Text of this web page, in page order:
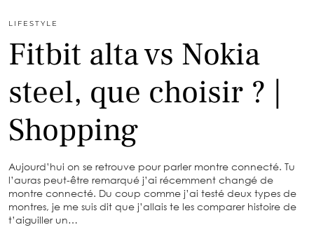
LIFESTYLE
Fitbit alta vs Nokia
steel, que choisir ? |
Shopping
Aujourd’hui on se retrouve pour parler montre connecté. Tu
l’auras peut-être remarqué j’ai récemment changé de
montre connecté. Du coup comme j’ai testé deux types de
montres, je me suis dit que j’allais te les comparer histoire de
t’aiguiller un…